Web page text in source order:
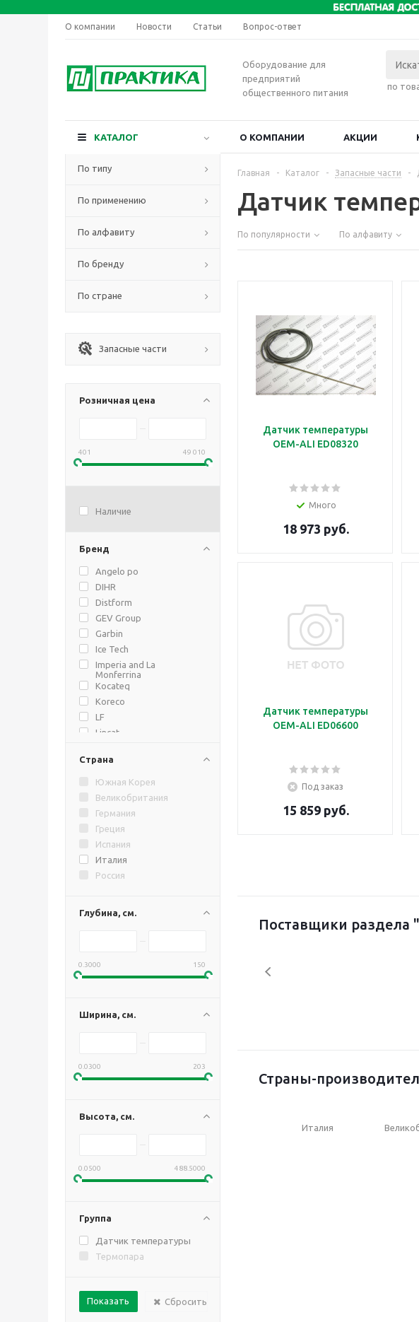
О компании Новости Статьи Вопрос-ответ
Оборудование для
предприятий
общественного питания
по
КАТАЛОГ О КОМПАНИИ АКЦИИ
По типу
По применению
По алфавиту
По бренду
По стране
Запасные части
Розничная цена
401 49 010
Наличие
Бренд
Angelo po
DIHR
Distform
GEV Group
Garbin
Ice Tech
Imperia and La
Monferrina
Kocateq
Koreco
LF
Lincat
Nemox
North
OEM-ALI
Pavoni
Professional Spares
Rational AG
Unox
XTS
Страна
Южная Корея
Великобритания
Германия
Греция
Испания
Италия
Россия
Глубина, см.
0.3000 150
Ширина, см.
0.0300 203
Высота, см.
0.0500 488.5000
Группа
Датчик температуры
Термопара
Сбросить
Главная - Каталог - Запасные части -
Датчик
По популярности По алфавиту
Датчик температуры
OEM-ALI ED08320
Много
18 973 руб.
Датчик температуры
OEM-ALI ED06600
Под заказ
15 859 руб.
Поставщики раздела
Страны-
Италия